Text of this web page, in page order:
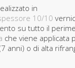
in
10/10
su tutto il
che viene applicata
anni) o di alta